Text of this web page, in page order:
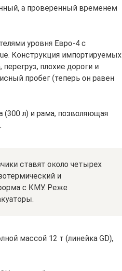
а проверенный временем
уровня Евро-4 с
Конструкция импортируемых
плохие дороги и
пробег (теперь он равен
л) и рама, позволяющая
ставят около четырех
и
с КМУ. Реже
массой 12 т (линейка GD),